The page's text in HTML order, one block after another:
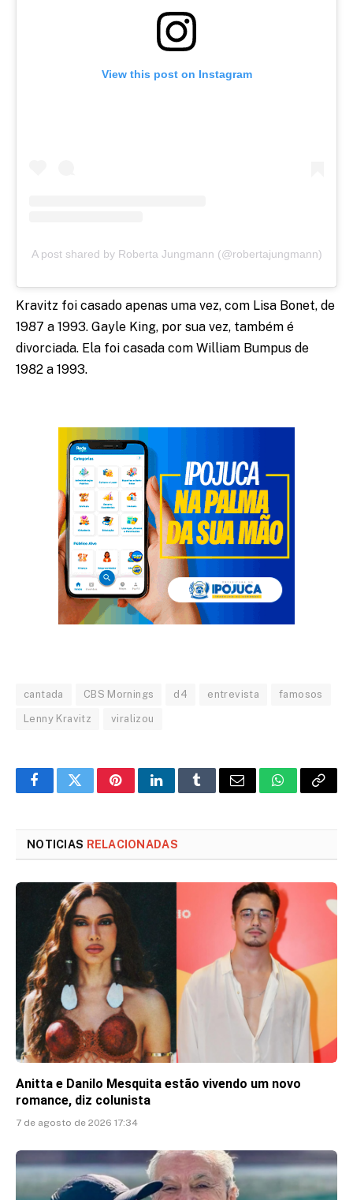
View this post on Instagram
A post shared by Roberta Jungmann (@robertajungmann)
Kravitz foi casado apenas uma vez, com Lisa Bonet, de
1987 a 1993. Gayle King, por sua vez, também é
divorciada. Ela foi casada com William Bumpus de
1982 a 1993.
cantada CBS Mornings d4 entrevista famosos
Lenny Kravitz viralizou
FacebookTwitterPinterestLinkedInTumblrEmail WhatsApp
Copy
NOTICIAS RELACIONADAS
Anitta e Danilo Mesquita estão vivendo um novo
romance, diz colunista
7 de agosto de 2026 17:34